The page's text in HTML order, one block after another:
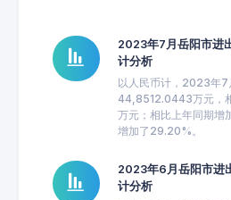
2023年7月岳阳市进
计分析
以人民币计，2023年7
44,8512.0443万元，
万元；相比上年同期
增加了29.20%。
2023年6月岳阳市进
计分析